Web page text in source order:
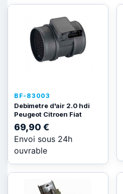
BF-83003
Debimetre d'air 2.0 hdi
Peugeot Citroen Fiat
69,90 €
Envoi sous 24h
ouvrable